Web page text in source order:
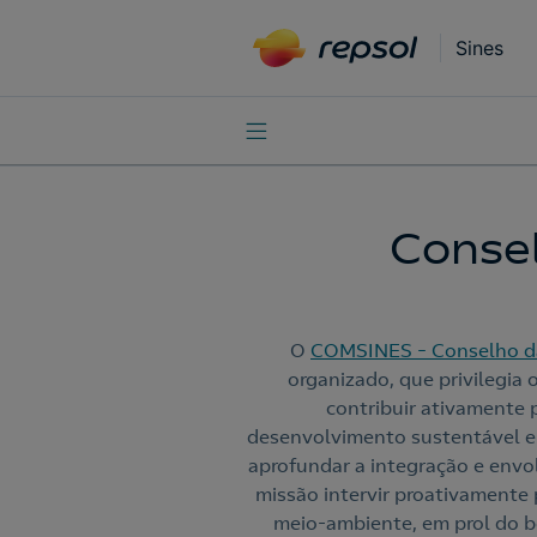
Sines
O COMSINES – Conselho
organizado, que privilegia
contribuir ativamente
desenvolvimento sustentável
aprofundar a integração e
missão intervir proativamente
meio-ambiente, em prol do